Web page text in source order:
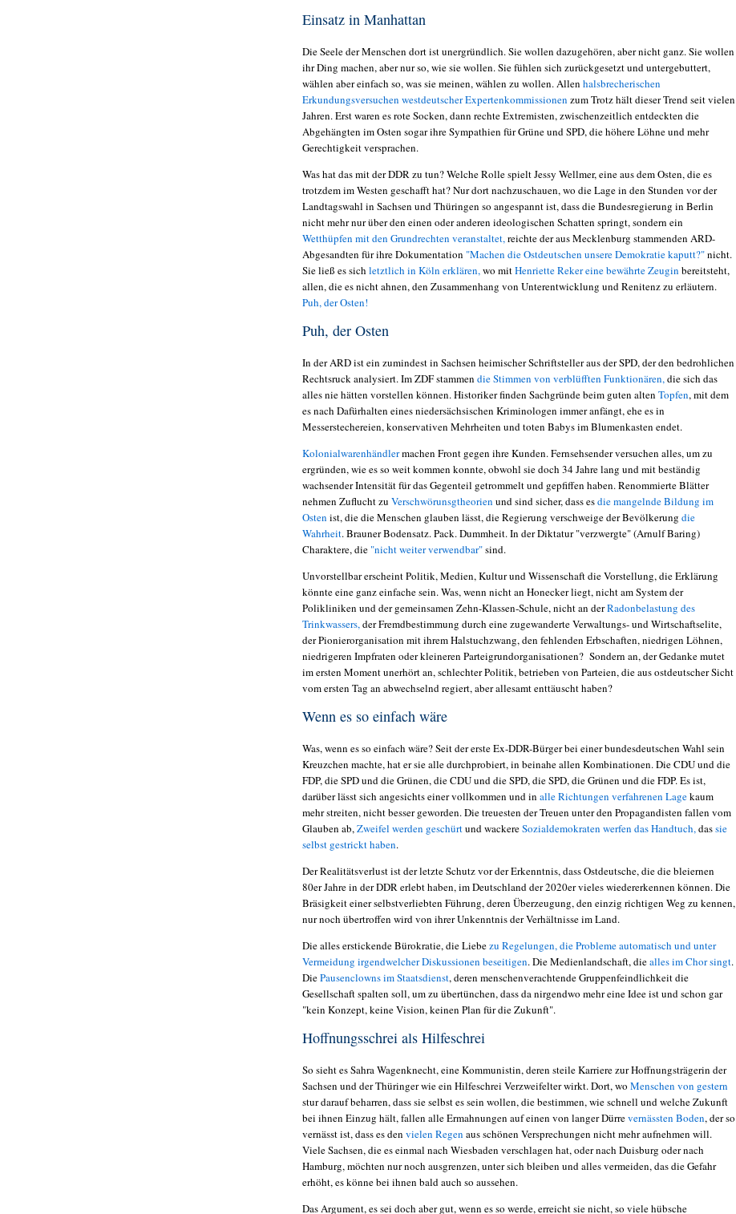
Einsatz in Manhattan
Die Seele der Menschen dort ist unergründlich. Sie wollen dazugehören, aber nicht ganz. Sie wollen
ihr Ding machen, aber nur so, wie sie wollen. Sie fühlen sich zurückgesetzt und untergebuttert,
wählen aber einfach so, was sie meinen, wählen zu wollen. Allen halsbrecherischen
Erkundungsversuchen westdeutscher Expertenkommissionen zum Trotz hält dieser Trend seit vielen
Jahren. Erst waren es rote Socken, dann rechte Extremisten, zwischenzeitlich entdeckten die
Abgehängten im Osten sogar ihre Sympathien für Grüne und SPD, die höhere Löhne und mehr
Gerechtigkeit versprachen.
Was hat das mit der DDR zu tun? Welche Rolle spielt Jessy Wellmer, eine aus dem Osten, die es
trotzdem im Westen geschafft hat? Nur dort nachzuschauen, wo die Lage in den Stunden vor der
Landtagswahl in Sachsen und Thüringen so angespannt ist, dass die Bundesregierung in Berlin
nicht mehr nur über den einen oder anderen ideologischen Schatten springt, sondern ein
Wetthüpfen mit den Grundrechten veranstaltet,reichte der aus Mecklenburg stammenden ARD-
Abgesandten für ihre Dokumentation "Machen die Ostdeutschen unsere Demokratie kaputt?"nicht.
Sie ließ es sich letztlich in Köln erklären,wo mitHenriette Reker eine bewährte Zeugin bereitsteht,
allen, die es nicht ahnen, den Zusammenhang von Unterentwicklung und Renitenz zu erläutern.
Puh, der Osten!
Puh, der Osten
In der ARD ist ein zumindest in Sachsen heimischer Schriftsteller aus der SPD, der den bedrohlichen
Rechtsruck analysiert. Im ZDF stammen die Stimmen von verblüfften Funktionären,die sich das
alles nie hätten vorstellen können. Historiker finden Sachgründe beim guten alten Topfen, mit dem
es nach Dafürhalten eines niedersächsischen Kriminologen immer anfängt, ehe es in
Messerstechereien, konservativen Mehrheiten und toten Babys im Blumenkasten endet.
Kolonialwarenhändlermachen Front gegen ihre Kunden. Fernsehsender versuchen alles, um zu
ergründen, wie es so weit kommen konnte, obwohl sie doch 34 Jahre lang und mit beständig
wachsender Intensität für das Gegenteil getrommelt und gepfiffen haben. Renommierte Blätter
nehmen Zuflucht zu Verschwörunsgtheorien und sind sicher, dass esdie mangelnde Bildung im
Osten ist, die die Menschen glauben lässt, die Regierung verschweige der Bevölkerung die
Wahrheit. Brauner Bodensatz. Pack. Dummheit. In der Diktatur "verzwergte" (Arnulf Baring)
Charaktere, die "nicht weiter verwendbar"sind.
Unvorstellbar erscheint Politik, Medien, Kultur und Wissenschaft die Vorstellung, die Erklärung
könnte eine ganz einfache sein. Was, wenn nicht an Honecker liegt, nicht am System der
Polikliniken und der gemeinsamen Zehn-Klassen-Schule, nicht an derRadonbelastung des
Trinkwassers,der Fremdbestimmung durch eine zugewanderte Verwaltungs- und Wirtschaftselite,
der Pionierorganisation mit ihrem Halstuchzwang, den fehlenden Erbschaften, niedrigen Löhnen,
niedrigeren Impfraten oder kleineren Parteigrundorganisationen? Sondern an, der Gedanke mutet
im ersten Moment unerhört an, schlechter Politik, betrieben von Parteien, die aus ostdeutscher Sicht
vom ersten Tag an abwechselnd regiert, aber allesamt enttäuscht haben?
Wenn es so einfach wäre
Was, wenn es so einfach wäre? Seit der erste Ex-DDR-Bürger bei einer bundesdeutschen Wahl sein
Kreuzchen machte, hat er sie alle durchprobiert, in beinahe allen Kombinationen. Die CDU und die
FDP, die SPD und die Grünen, die CDU und die SPD, die SPD, die Grünen und die FDP. Es ist,
darüber lässt sich angesichts einer vollkommen und in alle Richtungen verfahrenen Lagekaum
mehr streiten, nicht besser geworden. Die treuesten der Treuen unter den Propagandisten fallen vom
Glauben ab,Zweifel werden geschürtund wackereSozialdemokraten werfen das Handtuch,dassie
selbst gestrickt haben.
Der Realitätsverlust ist der letzte Schutz vor der Erkenntnis, dass Ostdeutsche, die die bleiernen
80er Jahre in der DDR erlebt haben, im Deutschland der 2020er vieles wiedererkennen können. Die
Bräsigkeit einer selbstverliebten Führung, deren Überzeugung, den einzig richtigen Weg zu kennen,
nur noch übertroffen wird von ihrer Unkenntnis der Verhältnisse im Land.
Die alles erstickende Bürokratie, die Liebezu Regelungen, die Probleme automatisch und unter
Vermeidung irgendwelcher Diskussionen beseitigen. Die Medienlandschaft, diealles im Chor singt.
DiePausenclowns im Staatsdienst, deren menschenverachtende Gruppenfeindlichkeit die
Gesellschaft spalten soll, um zu übertünchen, dass da nirgendwo mehr eine Idee ist und schon gar
"kein Konzept, keine Vision, keinen Plan für die Zukunft".
Hoffnungsschrei als Hilfeschrei
So sieht es Sahra Wagenknecht, eine Kommunistin, deren steile Karriere zur Hoffnungsträgerin der
Sachsen und der Thüringer wie ein Hilfeschrei Verzweifelter wirkt. Dort, wo Menschen von gestern
stur darauf beharren, dass sie selbst es sein wollen, die bestimmen, wie schnell und welche Zukunft
bei ihnen Einzug hält, fallen alle Ermahnungen auf einen von langer Dürrevernässten Boden, der so
vernässt ist, dass es den vielen Regen aus schönen Versprechungen nicht mehr aufnehmen will.
Viele Sachsen, die es einmal nach Wiesbaden verschlagen hat, oder nach Duisburg oder nach
Hamburg, möchten nur noch ausgrenzen, unter sich bleiben und alles vermeiden, das die Gefahr
erhöht, es könne bei ihnen bald auch so aussehen.
Das Argument, es sei doch aber gut, wenn es so werde, erreicht sie nicht, so viele hübsche